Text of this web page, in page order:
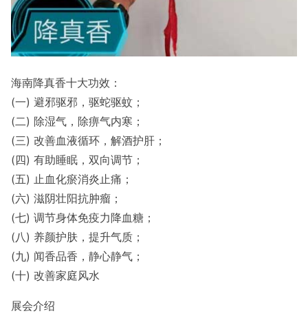
海南降真香十大功效：
(一) 避邪驱邪，驱蛇驱蚊；
(二) 除湿气，除痹气内寒；
(三) 改善血液循环，解酒护肝；
(四) 有助睡眠，双向调节；
(五) 止血化瘀消炎止痛；
(六) 滋阴壮阳抗肿瘤；
(七) 调节身体免疫力降血糖；
(八) 养颜护肤，提升气质；
(九) 闻香品香，静心静气；
(十) 改善家庭风水
展会介绍